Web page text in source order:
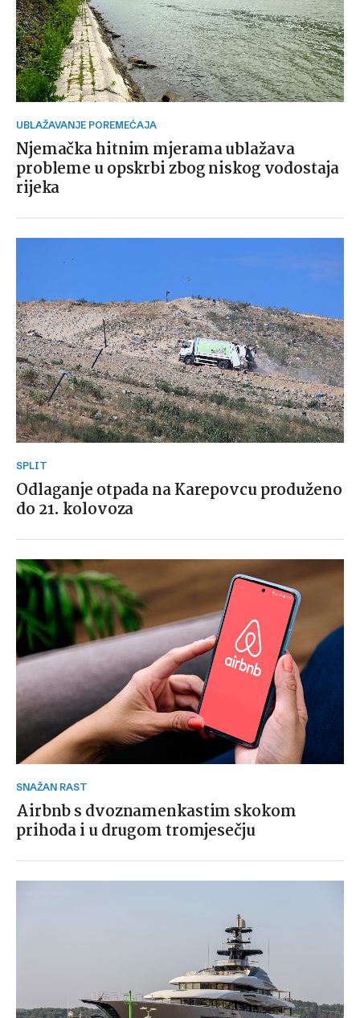
UBLAŽAVANJE POREMEĆAJA
Njemačka hitnim mjerama ublažava
probleme u opskrbi zbog niskog vodostaja
rijeka
SPLIT
Odlaganje otpada na Karepovcu produženo
do 21. kolovoza
SNAŽAN RAST
Airbnb s dvoznamenkastim skokom
prihoda i u drugom tromjesečju